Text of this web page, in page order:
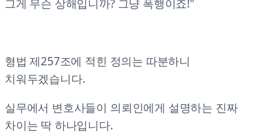
그게 무슨 상해입니까? 그냥 폭행이죠!"
형법 제257조에 적힌 정의는 따분하니
치워두겠습니다.
실무에서 변호사들이 의뢰인에게 설명하는 진짜
차이는 딱 하나입니다.